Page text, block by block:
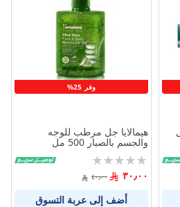
مل
وفر 25%
هيمالايا جل مرطب للوجه
والجسم بالصبار 500 مل
Rating:
٣٠٫٠٠ ٤٠٫٠٠
أضف إلى عربة التسوق